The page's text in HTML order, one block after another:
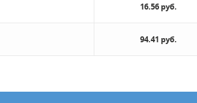
16.56 руб.
94.41 руб.